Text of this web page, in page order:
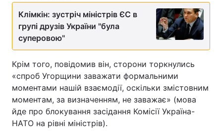
Клімкін: зустріч міністрів ЄС в
групі друзів України "була
суперовою"
Крім того, повідомив він, сторони торкнулись
«спроб Угорщини заважати формальними
моментами нашій взаємодії, оскільки змістовним
моментам, за визначенням, не заважає» (мова
йде про блокування засідання Комісії Україна-
НАТО на рівні міністрів).